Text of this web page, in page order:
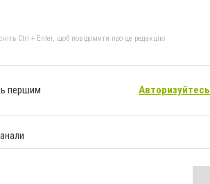
Ctrl + Enter, щоб повідомити про це редакцію
першим Авторизуйтесь